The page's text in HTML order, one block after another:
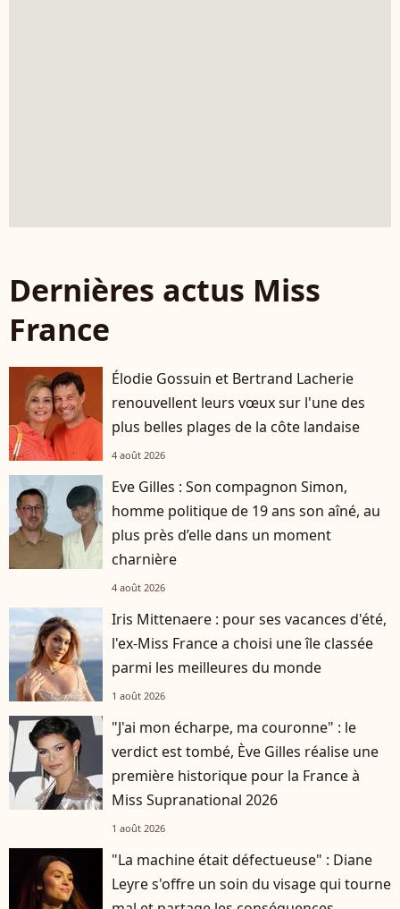
Dernières actus Miss
France
Élodie Gossuin et Bertrand Lacherie
renouvellent leurs vœux sur l'une des
plus belles plages de la côte landaise
4 août 2026
Eve Gilles : Son compagnon Simon,
homme politique de 19 ans son aîné, au
plus près d’elle dans un moment
charnière
4 août 2026
Iris Mittenaere : pour ses vacances d'été,
l'ex-Miss France a choisi une île classée
parmi les meilleures du monde
1 août 2026
"J'ai mon écharpe, ma couronne" : le
verdict est tombé, Ève Gilles réalise une
première historique pour la France à
Miss Supranational 2026
1 août 2026
"La machine était défectueuse" : Diane
Leyre s'offre un soin du visage qui tourne